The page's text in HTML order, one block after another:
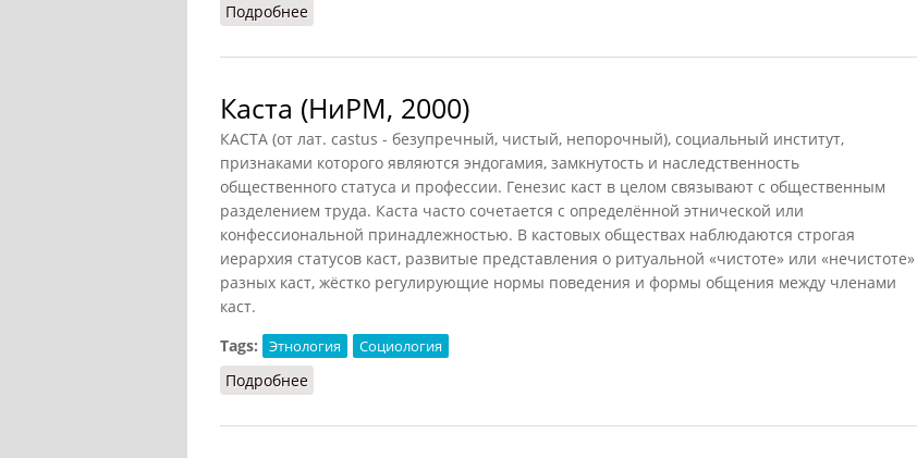
Подробнее
Каста (НиРМ, 2000)
КАСТА (от лат. castus - безупречный, чистый, непорочный), социальный институт,
признаками которого являются эндогамия, замкнутость и наследственность
общественного статуса и профессии. Генезис каст в целом связывают с общественным
разделением труда. Каста часто сочетается с определённой этнической или
конфессиональной принадлежностью. В кастовых обществах наблюдаются строгая
иерархия статусов каст, развитые представления о ритуальной «чистоте» или «нечистоте»
разных каст, жёстко регулирующие нормы поведения и формы общения между членами
каст.
Tags:
Этнология Социология
Подробнее